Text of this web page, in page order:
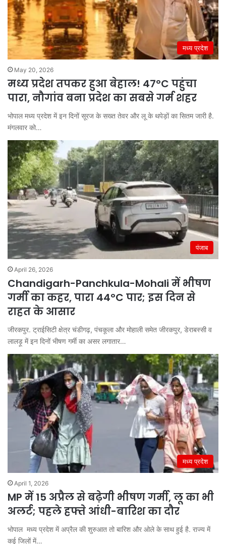
मध्य प्रदेश
May 20, 2026
मध्य प्रदेश तपकर हुआ बेहाल! 47°C पहुंचा
पारा, नौगांव बना प्रदेश का सबसे गर्म शहर
भोपाल मध्य प्रदेश में इन दिनों सूरज के सख्त तेवर और लू के थपेड़ों का सितम जारी है.
मंगलवार को…
पंजाब
April 26, 2026
Chandigarh-Panchkula-Mohali में भीषण
गर्मी का कहर, पारा 44°C पार; इस दिन से
राहत के आसार
जीरकपुर. ट्राईसिटी क्षेत्र चंडीगढ़, पंचकूला और मोहाली समेत जीरकपुर, डेराबस्सी व
लालड़ू में इन दिनों भीषण गर्मी का असर लगातार…
मध्य प्रदेश
April 1, 2026
MP में 15 अप्रैल से बढ़ेगी भीषण गर्मी, लू का भी
अलर्ट; पहले हफ्ते आंधी-बारिश का दौर
भोपाल मध्य प्रदेश में अप्रैल की शुरुआत तो बारिश और ओले के साथ हुई है. राज्य में
कई जिलों में…